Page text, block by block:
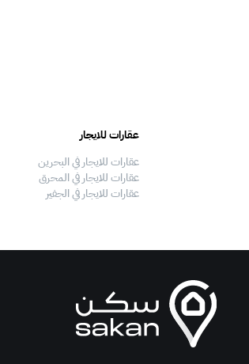
عقارات للايجار
عقارات للايجار في البحرين
عقارات للايجار في المحرق
عقارات للايجار في الجفير